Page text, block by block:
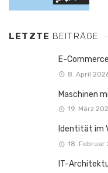
LETZTE BEITRÄGE
E-
8. April
Maschinen
19. März
Identität im
18. Februar
IT-